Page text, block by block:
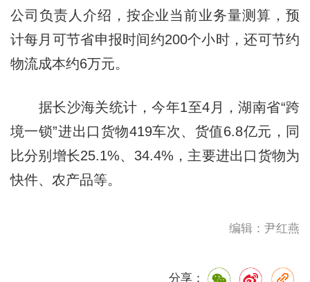
公司负责人介绍，按企业当前业务量测算，预
计每月可节省申报时间约200个小时，还可节约
物流成本约6万元。
据长沙海关统计，今年1至4月，湖南省“跨
境一锁”进出口货物419车次、货值6.8亿元，同
比分别增长25.1%、34.4%，主要进出口货物为
快件、农产品等。
编辑：尹红燕
分享：